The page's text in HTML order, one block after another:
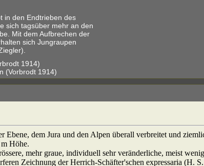
in den Endtrieben des
sich tagsüber mehr an den
Mit dem Aufbrechen der
sich Jungraupen
1914)
(Vorbrodt 1914)
dem Jura und den Alpen überall verbreitet und
Höhe.
mehr graue, individuell sehr veränderliche, meist
Zeichnung der Herrich-Schäfter'schen expressaria (H.